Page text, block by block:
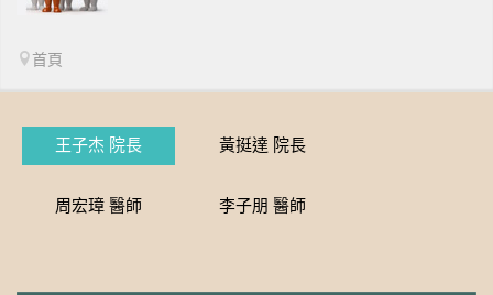
首頁
王子杰 院長 黃挺達 院長
周宏璋 醫師 李子朋 醫師